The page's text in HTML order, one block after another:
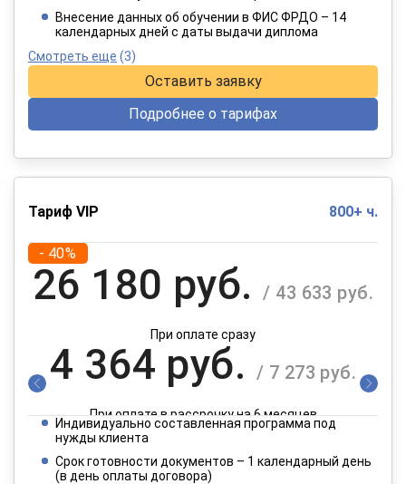
При оплате в рассрочку на 12 месяцев
Внесение данных об обучении в ФИС ФРДО – 14
календарных дней с даты выдачи диплома
Смотреть еще (3)
Оставить заявку
Подробнее о тарифах
Тариф VIP 800+ ч.
- 40%
26 180 руб. / 43 633 руб.
При оплате сразу
4 364 руб. / 7 273 руб.
При оплате в рассрочку на 6 месяцев
2 182 руб. / 3 637 руб.
Индивидуально составленная программа под
нужды клиента
Срок готовности документов – 1 календарный день
(в день оплаты договора)